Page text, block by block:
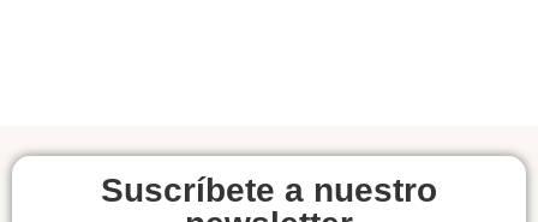
Suscríbete a nuestro